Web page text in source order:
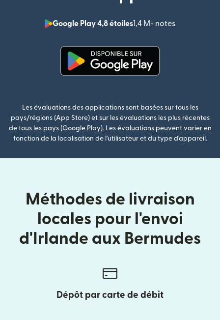
Google Play 4,8 étoiles1,4 M+ notes
Les évaluations des applications sont basées sur tous les
pays/régions (App Store) et sur les évaluations les plus récentes
de tous les pays (Google Play). Les évaluations peuvent varier en
fonction de la localisation de l'utilisateur et du type d'appareil.
Méthodes de livraison
locales pour l'envoi
d'Irlande aux Bermudes
Dépôt par carte de débit